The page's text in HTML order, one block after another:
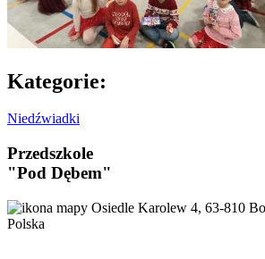
Kategorie:
Niedźwiadki
Przedszkole
"Pod Dębem"
Osiedle Karolew 4, 63-810
Polska